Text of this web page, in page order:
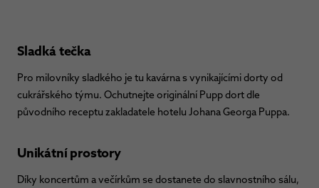
Sladká tečka
Pro milovníky sladkého je tu kavárna s vynikajícími dorty od
cukrářského týmu. Ochutnejte originální Pupp dort dle
původního receptu zakladatele hotelu Johana Georga Puppa.
Unikátní prostory
Díky koncertům a večírkům se dostanete do slavnostního sálu,